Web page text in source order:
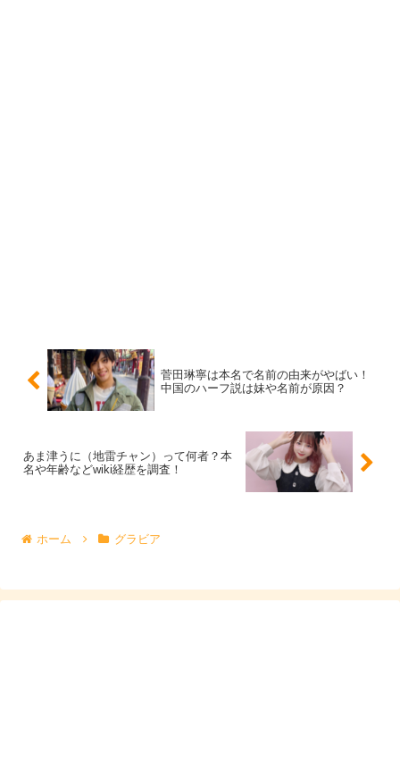
菅田琳寧は本名で名前の由来がやばい！
中国のハーフ説は妹や名前が原因？
あま津うに（地雷チャン）って何者？本
名や年齢などwiki経歴を調査！
ホーム グラビア